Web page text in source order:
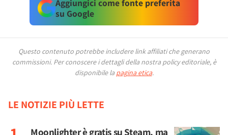
Aggiungici come fonte preferita
su Google
Questo contenuto potrebbe includere link affiliati che generano
commissioni. Per conoscere i dettagli della nostra policy editoriale, è
disponibile la pagina etica.
LE NOTIZIE PIÙ LETTE
Moonlighter è gratis su Steam, ma